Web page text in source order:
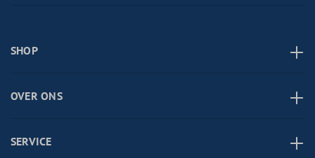
SHOP
OVER ONS
SERVICE